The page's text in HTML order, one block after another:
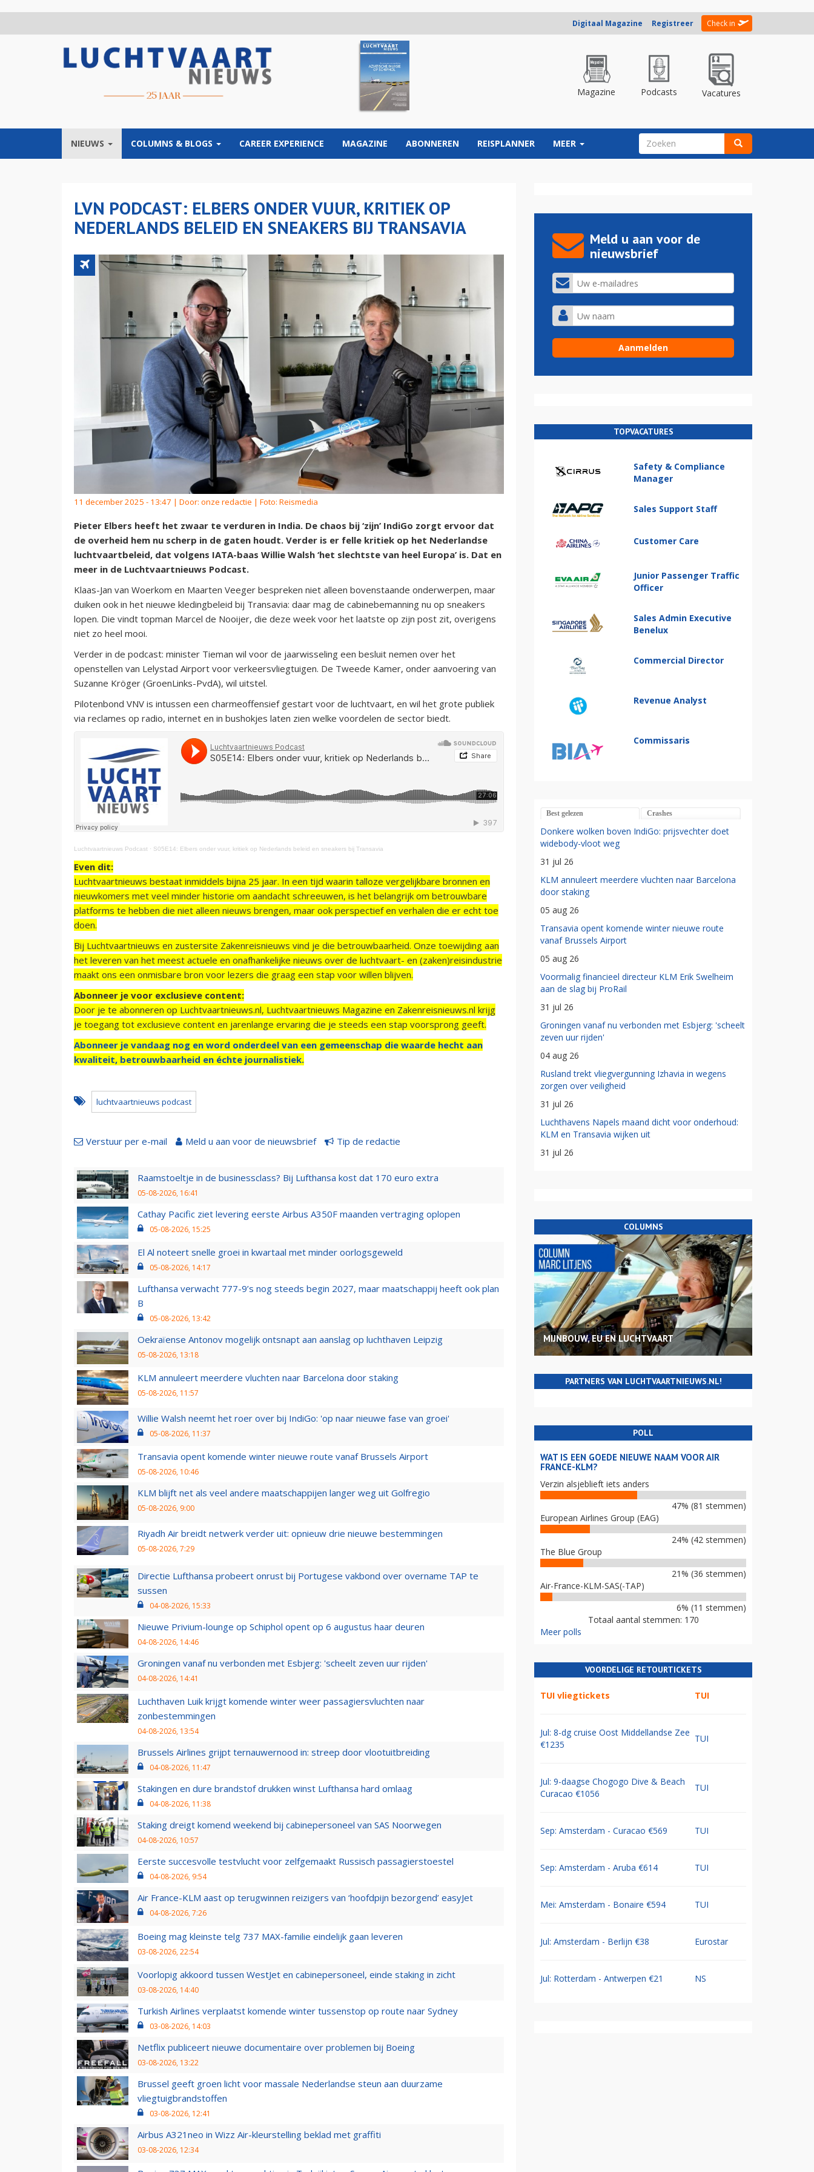
Digitaal Magazine Registreer Check in
Magazine Podcasts Vacatures
NIEUWS COLUMNS & BLOGS CAREER EXPERIENCE MAGAZINE ABONNEREN REISPLANNER MEER ZOEKVELD
LVN PODCAST: ELBERS ONDER VUUR, KRITIEK OP
NEDERLANDS BELEID EN SNEAKERS BIJ TRANSAVIA
11 december 2025 - 13:47 | Door: onze redactie | Foto: Reismedia
Pieter Elbers heeft het zwaar te verduren in India. De chaos bij ‘zijn’ IndiGo zorgt ervoor dat
de overheid hem nu scherp in de gaten houdt. Verder is er felle kritiek op het Nederlandse
luchtvaartbeleid, dat volgens IATA-baas Willie Walsh ‘het slechtste van heel Europa’ is. Dat en
meer in de Luchtvaartnieuws Podcast.
Klaas-Jan van Woerkom en Maarten Veeger bespreken niet alleen bovenstaande onderwerpen, maar
duiken ook in het nieuwe kledingbeleid bij Transavia: daar mag de cabinebemanning nu op sneakers
lopen. Die vindt topman Marcel de Nooijer, die deze week voor het laatste op zijn post zit, overigens
niet zo heel mooi.
Verder in de podcast: minister Tieman wil voor de jaarwisseling een besluit nemen over het
openstellen van Lelystad Airport voor verkeersvliegtuigen. De Tweede Kamer, onder aanvoering van
Suzanne Kröger (GroenLinks-PvdA), wil uitstel.
Pilotenbond VNV is intussen een charmeoffensief gestart voor de luchtvaart, en wil het grote publiek
via reclames op radio, internet en in bushokjes laten zien welke voordelen de sector biedt.
Luchtvaartnieuws Podcast · S05E14: Elbers onder vuur, kritiek op Nederlands beleid en sneakers bij Transavia
Even dit:
Luchtvaartnieuws bestaat inmiddels bijna 25 jaar. In een tijd waarin talloze vergelijkbare bronnen en
nieuwkomers met veel minder historie om aandacht schreeuwen, is het belangrijk om betrouwbare
platforms te hebben die niet alleen nieuws brengen, maar ook perspectief en verhalen die er echt toe
doen.
Bij Luchtvaartnieuws en zustersite Zakenreisnieuws vind je die betrouwbaarheid. Onze toewijding aan
het leveren van het meest actuele en onafhankelijke nieuws over de luchtvaart- en (zaken)reisindustrie
maakt ons een onmisbare bron voor lezers die graag een stap voor willen blijven.
Abonneer je voor exclusieve content:
Door je te abonneren op Luchtvaartnieuws.nl, Luchtvaartnieuws Magazine en Zakenreisnieuws.nl krijg
je toegang tot exclusieve content en jarenlange ervaring die je steeds een stap voorsprong geeft.
Abonneer je vandaag nog en word onderdeel van een gemeenschap die waarde hecht aan
kwaliteit, betrouwbaarheid en échte journalistiek.
luchtvaartnieuws podcast
Verstuur per e-mail Meld u aan voor de nieuwsbrief Tip de redactie
Raamstoeltje in de businessclass? Bij Lufthansa kost dat 170 euro extra
05-08-2026, 16:41
Cathay Pacific ziet levering eerste Airbus A350F maanden vertraging oplopen
05-08-2026, 15:25
El Al noteert snelle groei in kwartaal met minder oorlogsgeweld
05-08-2026, 14:17
Lufthansa verwacht 777-9’s nog steeds begin 2027, maar maatschappij heeft ook plan
B
05-08-2026, 13:42
Oekraïense Antonov mogelijk ontsnapt aan aanslag op luchthaven Leipzig
05-08-2026, 13:18
KLM annuleert meerdere vluchten naar Barcelona door staking
05-08-2026, 11:57
Willie Walsh neemt het roer over bij IndiGo: 'op naar nieuwe fase van groei'
05-08-2026, 11:37
Transavia opent komende winter nieuwe route vanaf Brussels Airport
05-08-2026, 10:46
KLM blijft net als veel andere maatschappijen langer weg uit Golfregio
05-08-2026, 9:00
Riyadh Air breidt netwerk verder uit: opnieuw drie nieuwe bestemmingen
05-08-2026, 7:29
Directie Lufthansa probeert onrust bij Portugese vakbond over overname TAP te
sussen
04-08-2026, 15:33
Nieuwe Privium-lounge op Schiphol opent op 6 augustus haar deuren
04-08-2026, 14:46
Groningen vanaf nu verbonden met Esbjerg: 'scheelt zeven uur rijden'
04-08-2026, 14:41
Luchthaven Luik krijgt komende winter weer passagiersvluchten naar
zonbestemmingen
04-08-2026, 13:54
Brussels Airlines grijpt ternauwernood in: streep door vlootuitbreiding
04-08-2026, 11:47
Stakingen en dure brandstof drukken winst Lufthansa hard omlaag
04-08-2026, 11:38
Staking dreigt komend weekend bij cabinepersoneel van SAS Noorwegen
04-08-2026, 10:57
Eerste succesvolle testvlucht voor zelfgemaakt Russisch passagierstoestel
04-08-2026, 9:54
Air France-KLM aast op terugwinnen reizigers van ‘hoofdpijn bezorgend’ easyJet
04-08-2026, 7:26
Boeing mag kleinste telg 737 MAX-familie eindelijk gaan leveren
03-08-2026, 22:54
Voorlopig akkoord tussen WestJet en cabinepersoneel, einde staking in zicht
03-08-2026, 14:40
Turkish Airlines verplaatst komende winter tussenstop op route naar Sydney
03-08-2026, 14:03
Netflix publiceert nieuwe documentaire over problemen bij Boeing
03-08-2026, 13:22
Brussel geeft groen licht voor massale Nederlandse steun aan duurzame
vliegtuigbrandstoffen
03-08-2026, 12:41
Airbus A321neo in Wizz Air-kleurstelling beklad met graffiti
03-08-2026, 12:34
Meld u aan voor de
nieuwsbrief
TOPVACATURES
Safety & Compliance
Manager
Sales Support Staff
Customer Care
Junior Passenger Traffic
Officer
Sales Admin Executive
Benelux
Commercial Director
Revenue Analyst
Commissaris
Best gelezen Crashes
Donkere wolken boven IndiGo: prijsvechter doet
widebody-vloot weg
31 jul 26
KLM annuleert meerdere vluchten naar Barcelona
door staking
05 aug 26
Transavia opent komende winter nieuwe route
vanaf Brussels Airport
05 aug 26
Voormalig financieel directeur KLM Erik Swelheim
aan de slag bij ProRail
31 jul 26
Groningen vanaf nu verbonden met Esbjerg: 'scheelt
zeven uur rijden'
04 aug 26
Rusland trekt vliegvergunning Izhavia in wegens
zorgen over veiligheid
31 jul 26
Luchthavens Napels maand dicht voor onderhoud:
KLM en Transavia wijken uit
31 jul 26
COLUMNS
MIJNBOUW, EU EN LUCHTVAART
PARTNERS VAN LUCHTVAARTNIEUWS.NL!
POLL
WAT IS EEN GOEDE NIEUWE NAAM VOOR AIR
FRANCE-KLM?
Verzin alsjeblieft iets anders
47% (81 stemmen)
European Airlines Group (EAG)
24% (42 stemmen)
The Blue Group
21% (36 stemmen)
Air-France-KLM-SAS(-TAP)
6% (11 stemmen)
Totaal aantal stemmen: 170
Meer polls
VOORDELIGE RETOURTICKETS
TUI vliegtickets TUI
Jul: 8-dg cruise Oost Middellandse Zee
€1235
TUI
Jul: 9-daagse Chogogo Dive & Beach
Curacao €1056
TUI
Sep: Amsterdam - Curacao €569 TUI
Sep: Amsterdam - Aruba €614 TUI
Mei: Amsterdam - Bonaire €594 TUI
Jul: Amsterdam - Berlijn €38 Eurostar
Jul: Rotterdam - Antwerpen €21 NS